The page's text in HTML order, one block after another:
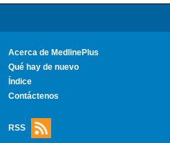
Acerca de MedlinePlus
Qué hay de nuevo
Índice
Contáctenos
RSS